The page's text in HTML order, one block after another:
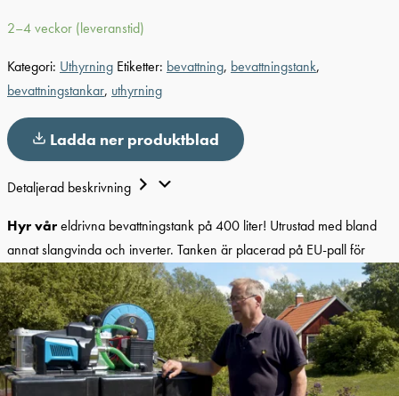
2–4 veckor (leveranstid)
Kategori: Uthyrning Etiketter: bevattning, bevattningstank,
bevattningstankar, uthyrning
Ladda ner produktblad
Detaljerad beskrivning
Hyr våreldrivna bevattningstank på 400 liter! Utrustad med bland
annat slangvinda och inverter. Tanken är placerad på EU-pall för
enkel hantering.
Bevattningstanken är utrustad med:
ÄlvestadTanken vattentank Slimline 400 liter
MiniJet Frekvensstyrd tryckstegringsenhet